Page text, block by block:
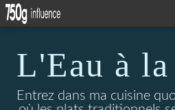
L'Eau à
Entrez dans ma cuisine